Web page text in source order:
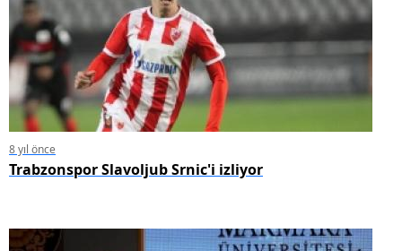
8 yıl önce
Trabzonspor Slavoljub Srnic'i izliyor